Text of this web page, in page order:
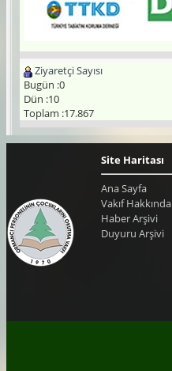
Ziyaretçi Sayısı
Bugün :0
Dün :10
Toplam :17.867
Site Haritası
Ana Sayfa
Vakıf Hakkında
Haber Arşivi
Duyuru Arşivi